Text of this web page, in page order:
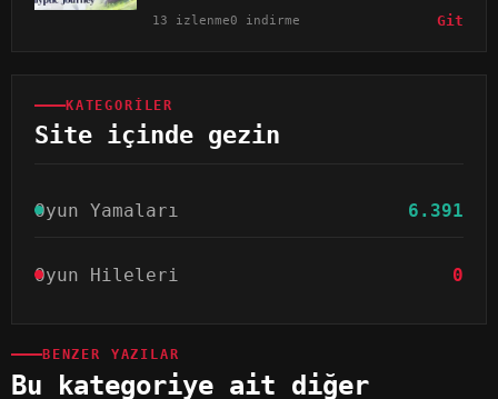
13 izlenme0 indirme Git
KATEGORILER
Site içinde gezin
Oyun Yamaları 6.391
Oyun Hileleri 0
BENZER YAZILAR
Bu kategoriye ait diğer